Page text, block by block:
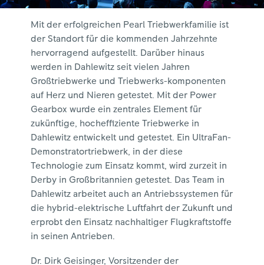
Mit der erfolgreichen Pearl Triebwerkfamilie ist
der Standort für die kommenden Jahrzehnte
hervorragend aufgestellt. Darüber hinaus
werden in Dahlewitz seit vielen Jahren
Großtriebwerke und Triebwerks-komponenten
auf Herz und Nieren getestet. Mit der Power
Gearbox wurde ein zentrales Element für
zukünftige, hocheffiziente Triebwerke in
Dahlewitz entwickelt und getestet. Ein UltraFan-
Demonstratortriebwerk, in der diese
Technologie zum Einsatz kommt, wird zurzeit in
Derby in Großbritannien getestet. Das Team in
Dahlewitz arbeitet auch an Antriebssystemen für
die hybrid-elektrische Luftfahrt der Zukunft und
erprobt den Einsatz nachhaltiger Flugkraftstoffe
in seinen Antrieben.
Dr. Dirk Geisinger, Vorsitzender der